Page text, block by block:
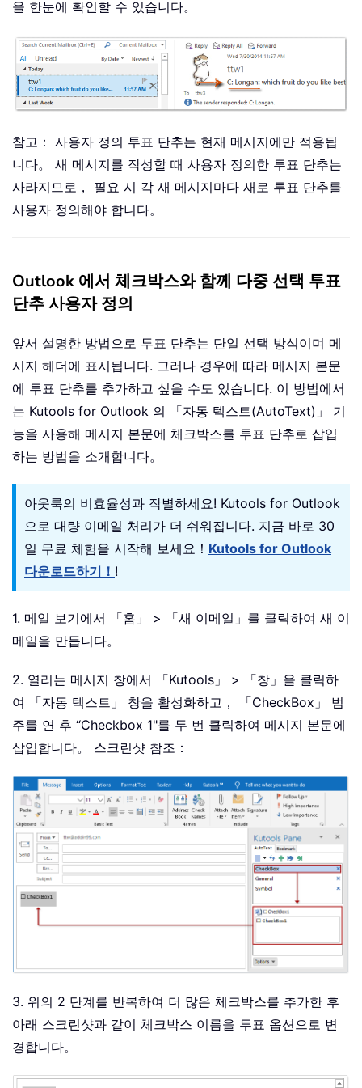
을 한눈에 확인할 수 있습니다。
참고： 사용자 정의 투표 단추는 현재 메시지에만 적용됩
니다。 새 메시지를 작성할 때 사용자 정의한 투표 단추는
사라지므로， 필요 시 각 새 메시지마다 새로 투표 단추를
사용자 정의해야 합니다。
Outlook 에서 체크박스와 함께 다중 선택 투표
단추 사용자 정의
앞서 설명한 방법으로 투표 단추는 단일 선택 방식이며 메
시지 헤더에 표시됩니다. 그러나 경우에 따라 메시지 본문
에 투표 단추를 추가하고 싶을 수도 있습니다. 이 방법에서
는 Kutools for Outlook 의 「자동 텍스트(AutoText)」 기
능을 사용해 메시지 본문에 체크박스를 투표 단추로 삽입
하는 방법을 소개합니다。
아웃룩의 비효율성과 작별하세요! Kutools for Outlook
으로 대량 이메일 처리가 더 쉬워집니다. 지금 바로 30
일 무료 체험을 시작해 보세요！ Kutools for Outlook
다운로드하기！ !
1. 메일 보기에서 「홈」 > 「새 이메일」를 클릭하여 새 이
메일을 만듭니다。
2. 열리는 메시지 창에서 「Kutools」 > 「창」을 클릭하
여 「자동 텍스트」 창을 활성화하고， 「CheckBox」 범
주를 연 후 “Checkbox 1"를 두 번 클릭하여 메시지 본문에
삽입합니다。 스크린샷 참조：
3. 위의 2 단계를 반복하여 더 많은 체크박스를 추가한 후
아래 스크린샷과 같이 체크박스 이름을 투표 옵션으로 변
경합니다。